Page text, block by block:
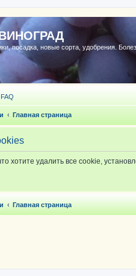
посадка, новые сорта, удобрения.
FAQ
Главная страница
хотите удалить все cookie,
Главная страница